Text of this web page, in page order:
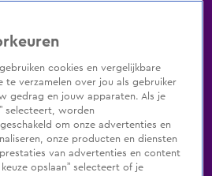
Zenders Genres
inlogShop
cookies en vergelijkbare
te verzamelen over jou als gebruiker
gedrag en jouw apparaten. Als je
selecteert, worden
om onze advertenties en
onze producten en diensten
van advertenties en content
opslaan” selecteert of je